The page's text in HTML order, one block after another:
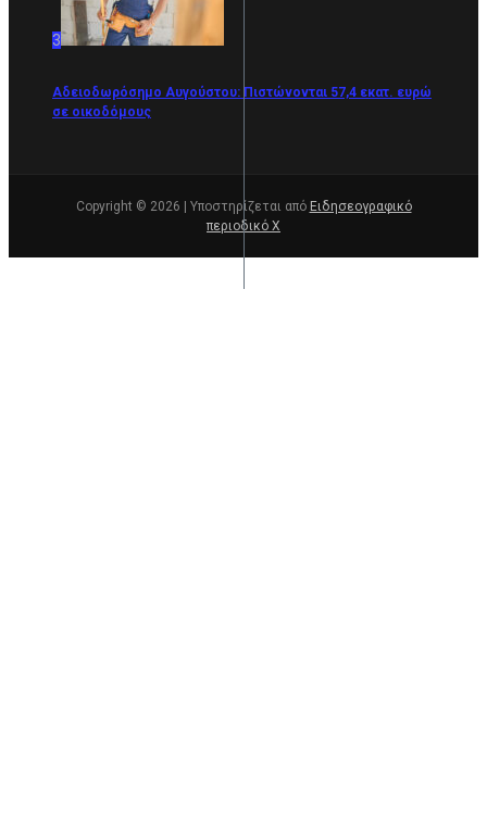
3
Αδειοδωρόσημο Αυγούστου: Πιστώνονται 57,4 εκατ. ευρώ
σε οικοδόμους
Copyright © 2026 | Υποστηρίζεται από Ειδησεογραφικό
περιοδικό Χ